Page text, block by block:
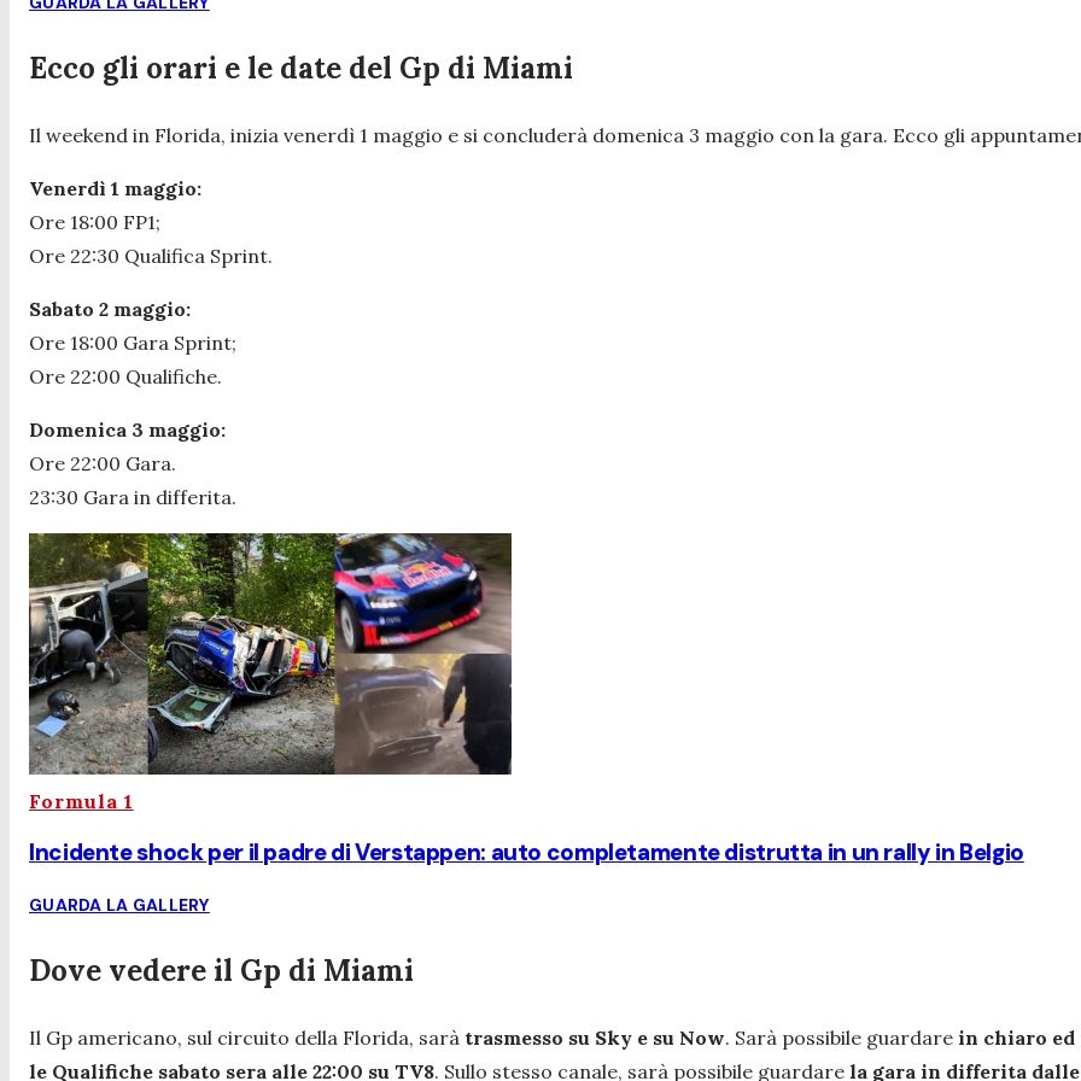
Ecco gli orari e le date del Gp di Miami
Il weekend in Florida, inizia venerdì 1 maggio e si concluderà domenica 3 maggio con la gara. Ecco gli
Venerdì 1 maggio:
Ore 18:00 FP1;
Ore 22:30 Qualifica Sprint.
Sabato 2 maggio:
Ore 18:00 Gara Sprint;
Ore 22:00 Qualifiche.
Domenica 3 maggio:
Ore 22:00 Gara.
23:30 Gara in differita.
Formula 1
Incidente shock per il padre di Verstappen: auto completamente distrutta in un rally in Belgio
GUARDA LA GALLERY
Dove vedere il Gp di Miami
Il Gp americano, sul circuito della Florida, sarà trasmesso su Sky e su Now. Sarà possibile guardare in chiaro ed
le Qualifiche sabato sera alle 22:00 su TV8. Sullo stesso canale, sarà possibile guardare la gara in differita dalle